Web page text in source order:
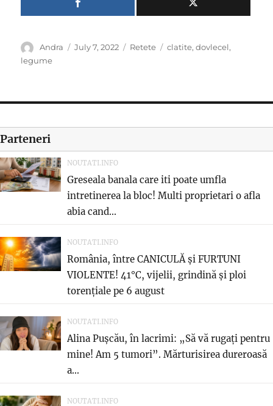
Author
Andra
Posted
July 7, 2022 Categories
Retete Tags
clatite,dovlecel,
legume
Parteneri
NOUTATI.INFO
Greseala banala care iti poate umfla
intretinerea la bloc! Multi proprietari o afla
abia cand...
NOUTATI.INFO
România, între CANICULĂ și FURTUNI
VIOLENTE! 41°C, vijelii, grindină și ploi
torențiale pe 6 august
NOUTATI.INFO
Alina Pușcău, în lacrimi: „Să vă rugați pentru
mine! Am 5 tumori”. Mărturisirea dureroasă
a...
NOUTATI.INFO